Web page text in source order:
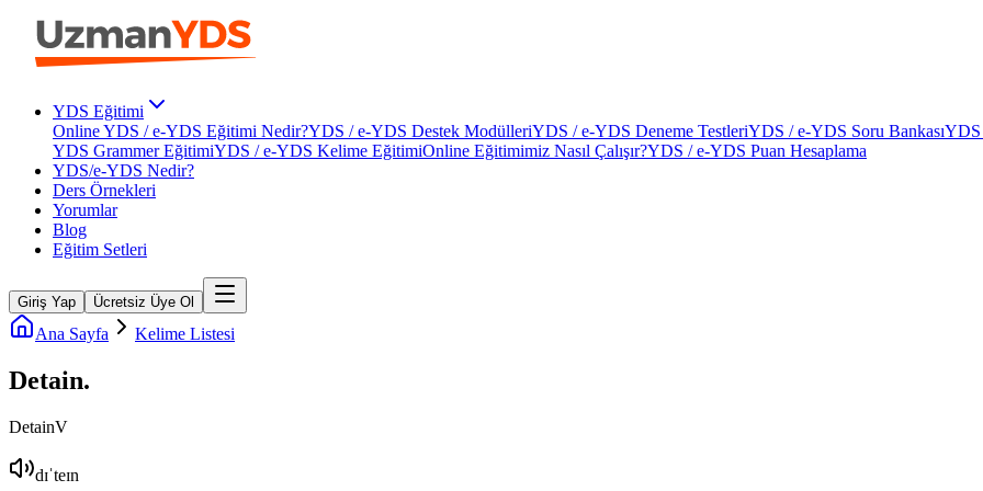
YDS Eğitimi
Online YDS / e-YDS Eğitimi Nedir?YDS / e-YDS Destek ModülleriYDS / e-YDS Deneme TestleriYDS / e-YDS Soru BankasıYDS
YDS Grammer EğitimiYDS / e-YDS Kelime EğitimiOnline Eğitimimiz Nasıl Çalışır?YDS / e-YDS Puan Hesaplama
YDS/e-YDS Nedir?
Ders Örnekleri
Yorumlar
Blog
Eğitim Setleri
Giriş Yap Ücretsiz Üye Ol
Ana Sayfa Kelime Listesi
Detain.
DetainV
dɪˈteɪn